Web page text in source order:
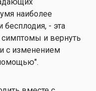
наиболее
- эта
и вернуть
с изменением